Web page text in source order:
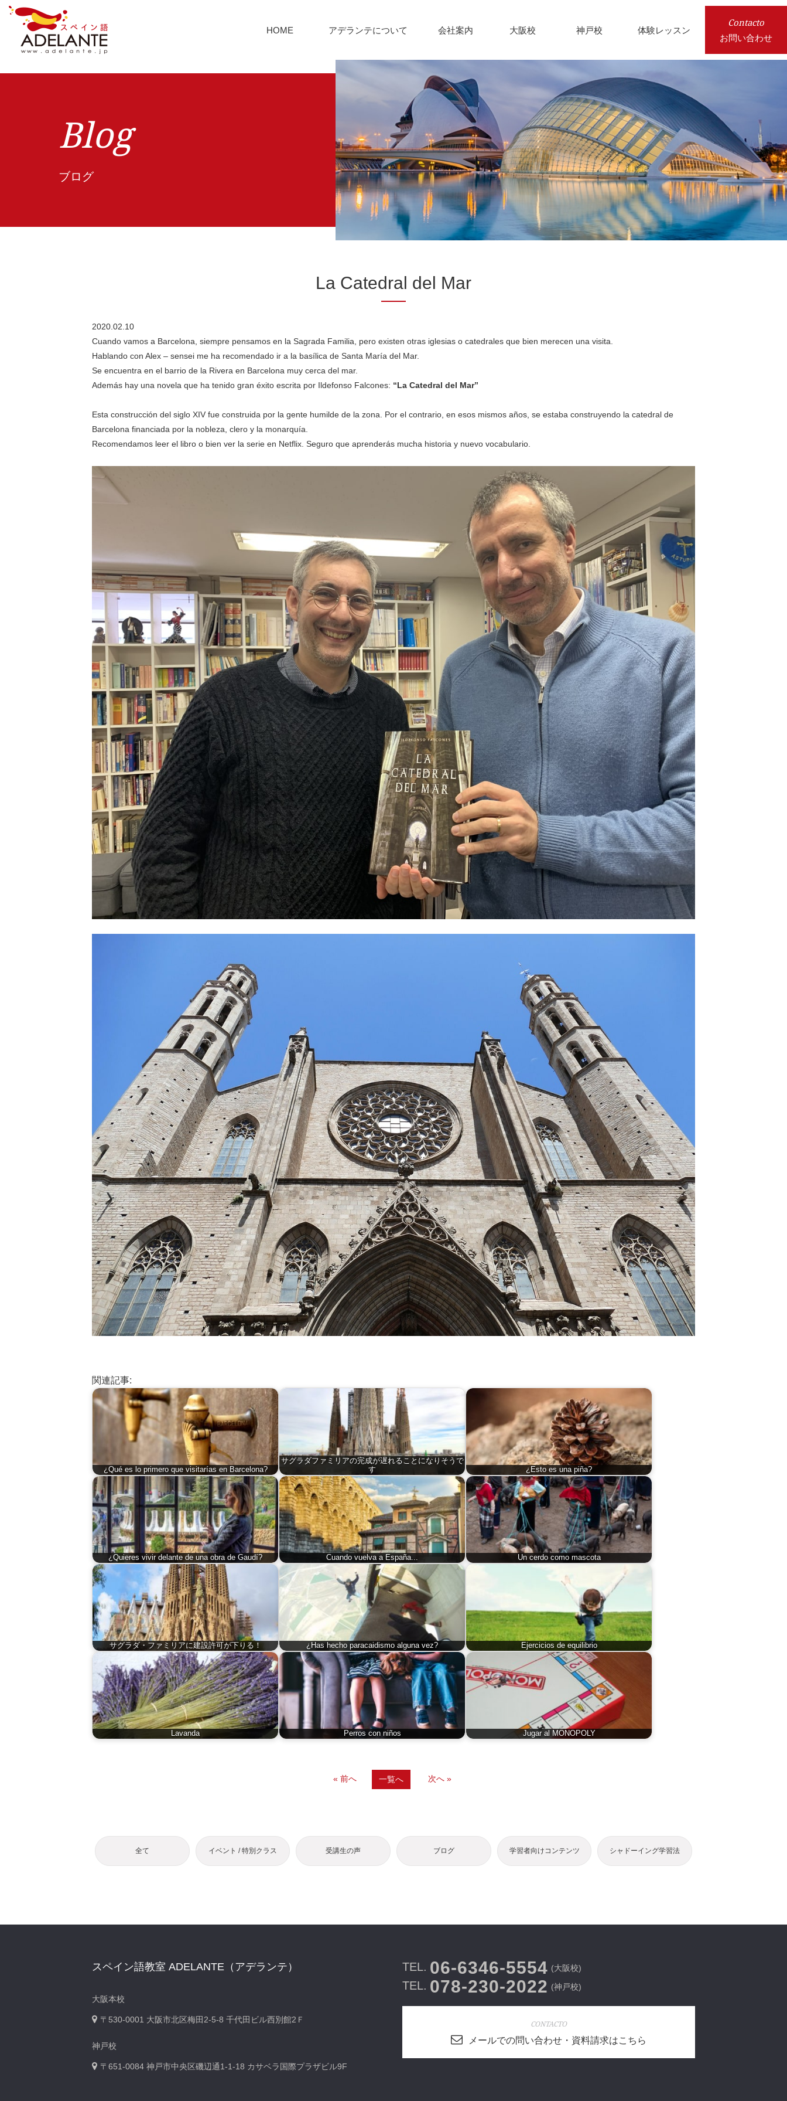
HOME アデランテについて 会社案内 大阪校 神戸校 体験レッスン
Contacto
お問い合わせ
Blog
ブログ
La Catedral del Mar
2020.02.10
Cuando vamos a Barcelona, siempre pensamos en la Sagrada Familia, pero existen otras iglesias o catedrales que bien merecen una visita.
Hablando con Alex – sensei me ha recomendado ir a la basílica de Santa María del Mar.
Se encuentra en el barrio de la Rivera en Barcelona muy cerca del mar.
Además hay una novela que ha tenido gran éxito escrita por Ildefonso Falcones: “La Catedral del Mar”
Esta construcción del siglo XIV fue construida por la gente humilde de la zona. Por el contrario, en esos mismos años, se estaba construyendo la catedral de
Barcelona financiada por la nobleza, clero y la monarquía.
Recomendamos leer el libro o bien ver la serie en Netflix. Seguro que aprenderás mucha historia y nuevo vocabulario.
関連記事:
¿Qué es lo primero que visitarías en Barcelona?
サグラダファミリアの完成が遅れることになりそうで
す
¿Esto es una piña?
¿Quieres vivir delante de una obra de Gaudí? Cuando vuelva a España... Un cerdo como mascota
サグラダ・ファミリアに建設許可が下りる！ ¿Has hecho paracaidismo alguna vez? Ejercicios de equilibrio
Lavanda Perros con niños Jugar al MONOPOLY
« 前へ 一覧へ 次へ »
全て イベント / 特別クラス 受講生の声 ブログ 学習者向けコンテンツ シャドーイング学習法
スペイン語教室 ADELANTE（アデランテ）
大阪本校
〒530-0001 大阪市北区梅田2-5-8 千代田ビル西別館2Ｆ
神戸校
〒651-0084 神戸市中央区磯辺通1-1-18 カサベラ国際プラザビル9F
TEL. 06-6346-5554 (大阪校)
TEL. 078-230-2022 (神戸校)
CONTACTO
メールでの問い合わせ・資料請求はこちら